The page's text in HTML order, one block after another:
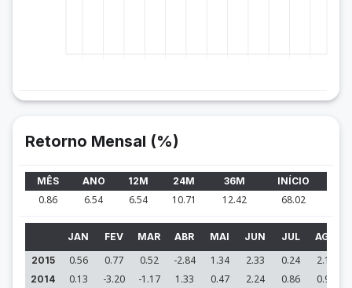
Retorno Mensal (%)
MÊS ANO 12M 24M 36M INÍCIO
0.86 6.54 6.54 10.71 12.42 68.02
JAN FEV MAR ABR MAI JUN JUL AGO
2015
0.56 0.77 0.52 -2.84 1.34 2.33 0.24 2.14
2014 0.13 -3.20 -1.17 1.33 0.47 2.24 0.86 0.98